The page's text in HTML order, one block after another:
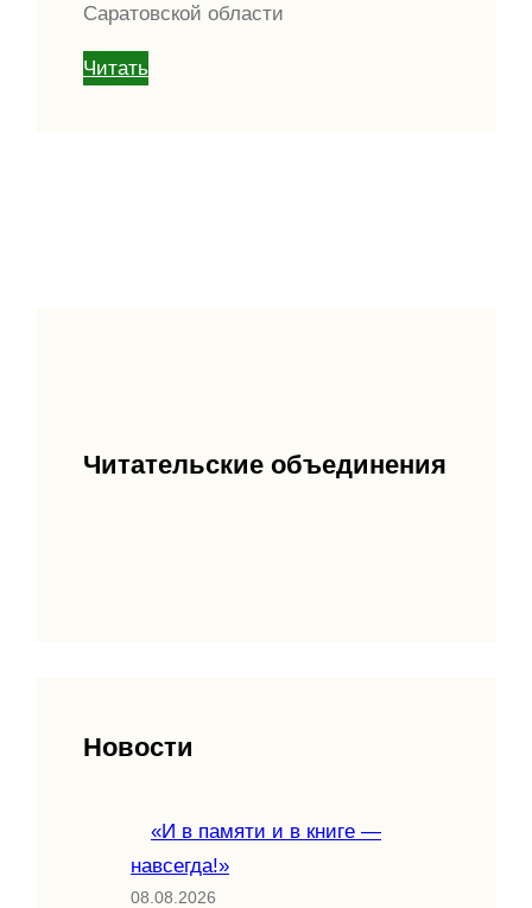
Саратовской области
Читать
Читательские объединения
Новости
«И в памяти и в книге —
навсегда!»
08.08.2026